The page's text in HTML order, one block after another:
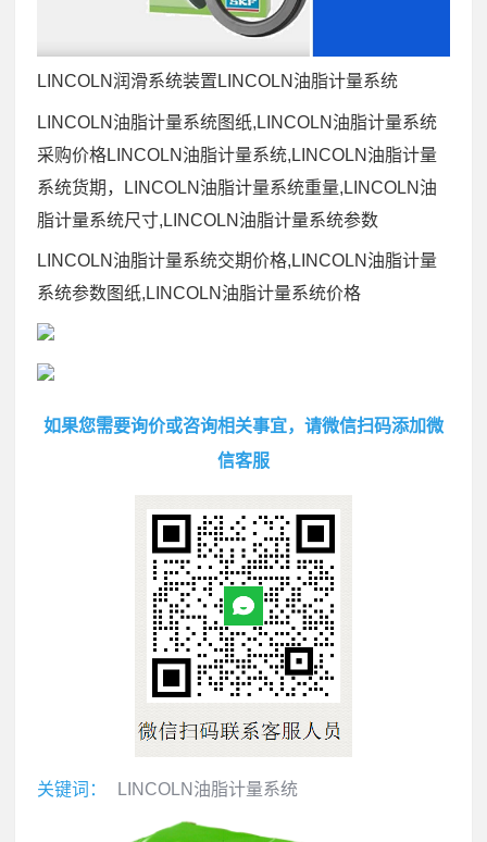
LINCOLN润滑系统装置LINCOLN油脂计量系统
LINCOLN油脂计量系统图纸,LINCOLN油脂计量系统
采购价格LINCOLN油脂计量系统,LINCOLN油脂计量
系统货期，LINCOLN油脂计量系统重量,LINCOLN油
脂计量系统尺寸,LINCOLN油脂计量系统参数
LINCOLN油脂计量系统交期价格,LINCOLN油脂计量
系统参数图纸,LINCOLN油脂计量系统价格
如果您需要询价或咨询相关事宜，请微信扫码添加微
信客服
关键词： LINCOLN油脂计量系统